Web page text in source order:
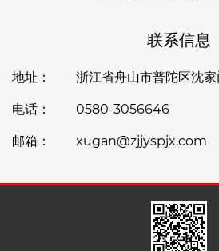
联系信息
地址： 浙江省舟山市普陀区沈
电话： 0580-3056646
邮箱： xugan@zjjyspjx.com